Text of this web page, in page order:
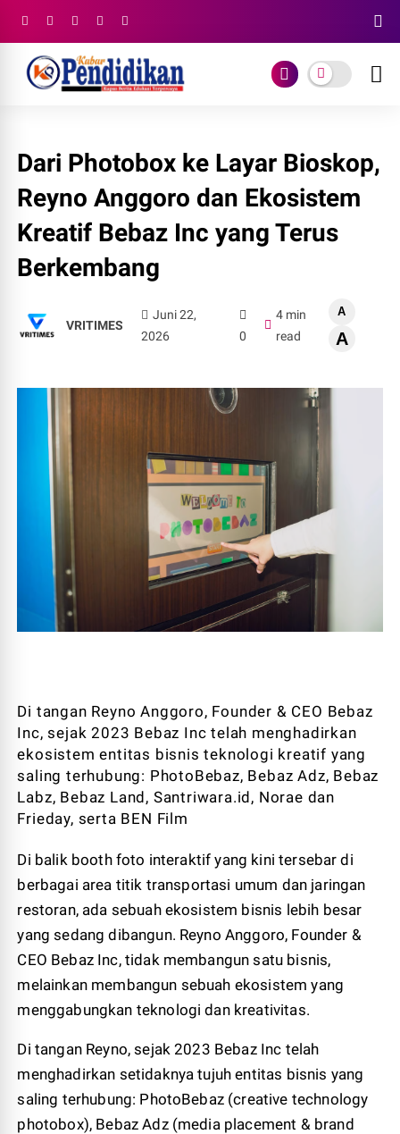
Dari Photobox ke Layar Bioskop,
Reyno Anggoro dan Ekosistem
Kreatif Bebaz Inc yang Terus
Berkembang
VRITIMES
Juni 22,
2026
0
4 min
read
A
A
Di tangan Reyno Anggoro, Founder & CEO Bebaz
Inc, sejak 2023 Bebaz Inc telah menghadirkan
ekosistem entitas bisnis teknologi kreatif yang
saling terhubung: PhotoBebaz, Bebaz Adz, Bebaz
Labz, Bebaz Land, Santriwara.id, Norae dan
Frieday, serta BEN Film
Di balik booth foto interaktif yang kini tersebar di
berbagai area titik transportasi umum dan jaringan
restoran, ada sebuah ekosistem bisnis lebih besar
yang sedang dibangun. Reyno Anggoro, Founder &
CEO Bebaz Inc, tidak membangun satu bisnis,
melainkan membangun sebuah ekosistem yang
menggabungkan teknologi dan kreativitas.
Di tangan Reyno, sejak 2023 Bebaz Inc telah
menghadirkan setidaknya tujuh entitas bisnis yang
saling terhubung: PhotoBebaz (creative technology
photobox), Bebaz Adz (media placement & brand